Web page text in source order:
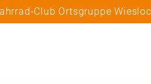
Club Ortsgruppe